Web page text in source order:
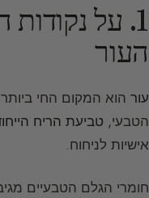
1. על
העור
עור הוא המקום החי
הטבעי, טביעת הריח
אישיות לניחוח.
חומרי הגלם הטבעיים